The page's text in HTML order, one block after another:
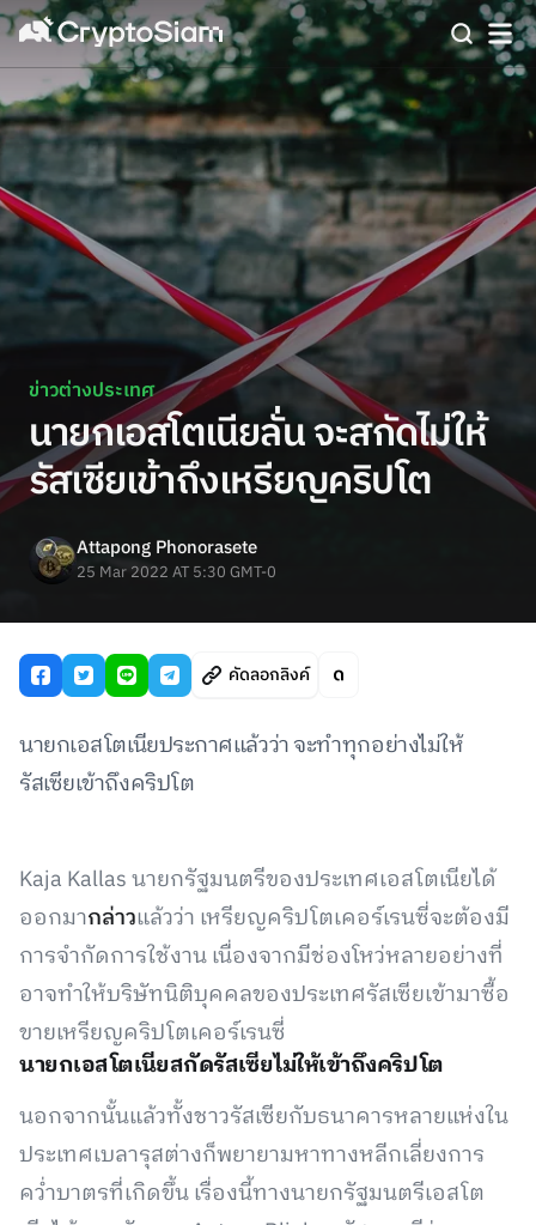
ข่าวต่างประเทศ
นายกเอสโตเนียลั่น จะสกัดไม่ให้
รัสเซียเข้าถึงเหรียญคริปโต
Attapong Phonorasete
25 Mar 2022 AT 5:30 GMT-0
คัดลอกลิงค์
นายกเอสโตเนียประกาศแล้วว่า จะทำทุกอย่างไม่ให้
รัสเซียเข้าถึงคริปโต
Kaja Kallas นายกรัฐมนตรีของประเทศเอสโตเนียได้
ออกมากล่าวแล้วว่า เหรียญคริปโตเคอร์เรนซี่จะต้องมี
การจำกัดการใช้งาน เนื่องจากมีช่องโหว่หลายอย่างที่
อาจทำให้บริษัทนิติบุคคลของประเทศรัสเซียเข้ามาซื้อ
ขายเหรียญคริปโตเคอร์เรนซี่
นายกเอสโตเนียสกัดรัสเซียไม่ให้เข้าถึงคริปโต
นอกจากนั้นแล้วทั้งชาวรัสเซียกับธนาคารหลายแห่งใน
ประเทศเบลารุสต่างก็พยายามหาทางหลีกเลี่ยงการ
คว่ำบาตรที่เกิดขึ้น เรื่องนี้ทางนายกรัฐมนตรีเอสโต